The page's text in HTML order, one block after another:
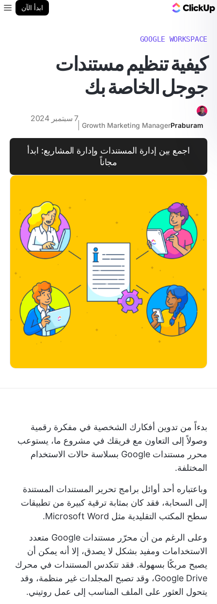
ابدأ الآن
GOOGLE WORKSPACE
كيفية تنظيم مستندات
جوجل الخاصة بك
Praburam
Growth Marketing Manager
7 سبتمبر 2024
اجمع بين إدارة المستندات وإدارة المشاريع: ابدأ
مجاناً
بدءاً من تدوين أفكارك الشخصية في مفكرة رقمية
وصولاً إلى التعاون مع فريقك في مشروع ما، يستوعب
محرر مستندات Google بسلاسة حالات الاستخدام
المختلفة.
وباعتباره أحد أوائل برامج تحرير المستندات المستندة
إلى السحابة، فقد كان بمثابة ترقية كبيرة من تطبيقات
سطح المكتب التقليدية مثل Microsoft Word.
وعلى الرغم من أن محرّر مستندات Google متعدد
الاستخدامات ومفيد بشكل لا يصدق، إلا أنه يمكن أن
يصبح مربكًا بسهولة. فقد تتكدس المستندات في محرك
Google Drive، وقد تصبح المجلدات غير منظمة، وقد
يتحول العثور على الملف المناسب إلى عمل روتيني.